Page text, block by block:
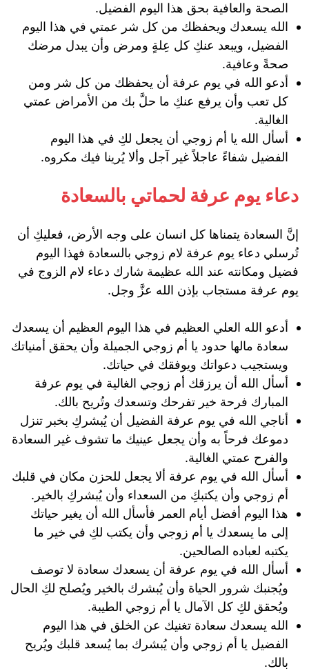
الصحة والعافية بحق هذا اليوم الفضيل.
الله يسعدك ويحفظك من كل شر عمتي في هذا اليوم
الفضيل، ويبعد عنكِ كل عِلةٍ ومرض وأن يبدل مرضك
صحةً وعافية.
أدعو الله في يوم عرفة أن يحفظك من كل شر ومن
كل تعب وأن يرفع عنكِ ما حلَّ بك من الأمراض عمتي
الغالية.
أسأل الله يا أم زوجي أن يجعل لكِ في هذا اليوم
الفضيل شفاءً عاجلاً غير آجل وألا يُرينا فيك مكروه.
دعاء يوم عرفة لحماتي بالسعادة
إنَّ السعادة يتمناها كل انسان على وجه الأرض، فعليكِ أن
تُرسلي دعاء يوم عرفة لام زوجي بالسعادة فهذا اليوم
فضيل ومكانته عند الله عظيمة شارك دعاء لام الزوج في
يوم عرفة مستجاب بإذن الله عزَّ وجل.
أدعو الله العلي العظيم في هذا اليوم العظيم أن يسعدك
سعادة مالها حدود يا أم زوجي الجميلة وأن يحقق أمنياتك
ويستجيب دعواتك ويوفقك في حياتك.
أسأل الله أن يرزقك أم زوجي الغالية في يوم عرفة
المبارك فرحة خير تفرحك وتسعدك وتُريح بالك.
أناجي الله في يوم عرفة الفضيل أن يُبشركِ بخبر تنزل
دموعك فرحاً به وأن يجعل عينيك ما تشوف غير السعادة
والفرح عمتي الغالية.
أسأل الله في يوم عرفة ألا يجعل للحزن مكان في قلبك
أم زوجي وأن يكتبكِ من السعداء وأن يُبشركِ بالخير.
هذا اليوم أفضل أيام العمر فأسأل الله أن يغير حياتك
إلى ما يسعدك يا أم زوجي وأن يكتب لكِ في خير ما
يكتبه لعباده الصالحين.
أسأل الله في يوم عرفة أن يسعدك سعادة لا توصف
ويُجنبك شرور الحياة وأن يُبشرك بالخير ويُصلح لكِ الحال
ويُحقق لكِ كل الآمال يا أم زوجي الطيبة.
الله يسعدك سعادة تغنيك عن الخلق في هذا اليوم
الفضيل يا أم زوجي وأن يُبشرك بما يُسعد قلبك ويُريح
بالك.